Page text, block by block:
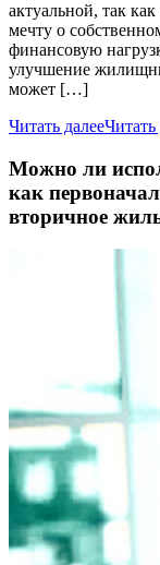
актуальной, так
мечту о
финансовую
улучшение
может […]
Читать далееЧитать
Можно ли
как
вторичное